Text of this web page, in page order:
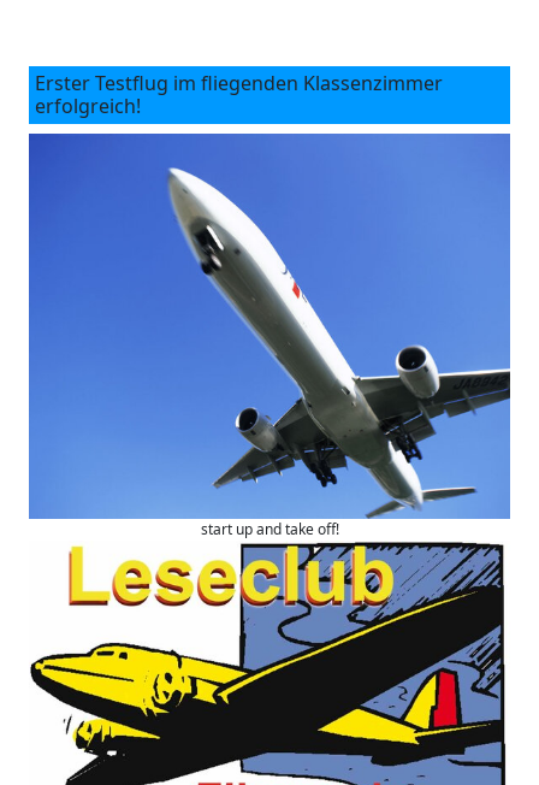
Erster Testflug im fliegenden Klassenzimmer
erfolgreich!
start up and take off!